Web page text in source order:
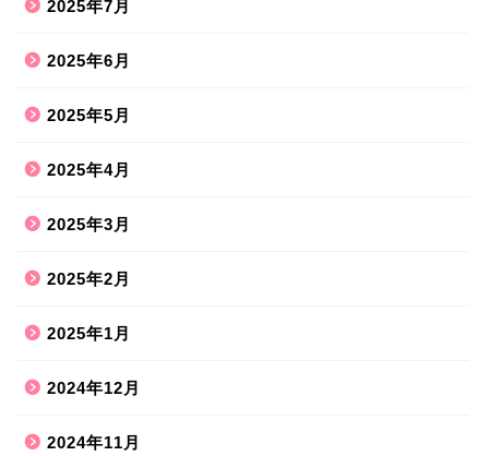
2025年7月
2025年6月
2025年5月
2025年4月
2025年3月
2025年2月
2025年1月
2024年12月
2024年11月